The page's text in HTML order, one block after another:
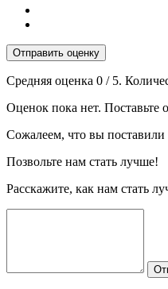
Отправить оценку
Средняя оценка 0 / 5.
Оценок пока нет. Поставьте
Сожалеем, что вы
Позвольте нам стать лучше!
Расскажите, как нам стать